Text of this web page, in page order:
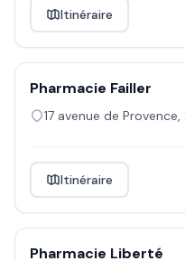
Itinéraire
Pharmacie Failler
17 avenue de Provence,
Itinéraire
Pharmacie Liberté